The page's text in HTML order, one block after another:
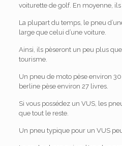
voiturette de golf. En moyenne,
La plupart du temps, le pneu
large que celui d’une voiture.
Ainsi, ils pèseront un peu plus
tourisme.
Un pneu de moto pèse environ
berline pèse environ 27 livres.
Si vous possédez un VUS, les
que tout le reste.
Un pneu typique pour un VUS